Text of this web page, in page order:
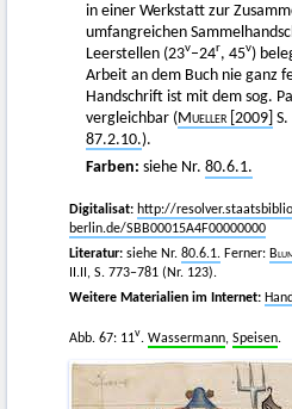
in einer Werkstatt zur
umfangreichen
Leerstellen (23v–24r, 45v)
Arbeit an dem Buch nie ganz
Handschrift ist mit dem sog.
vergleichbar (Mueller [2009]
87.2.10.).
Farben: siehe Nr. 80.6.1.
Digitalisat: http://
berlin.de/SBB00015A4F00000000
Literatur: siehe Nr. 80.6.1. Ferner:
II.II, S. 773–781 (Nr. 123).
Weitere Materialien im Internet:
Abb. 67: 11v. Wassermann, Speisen.